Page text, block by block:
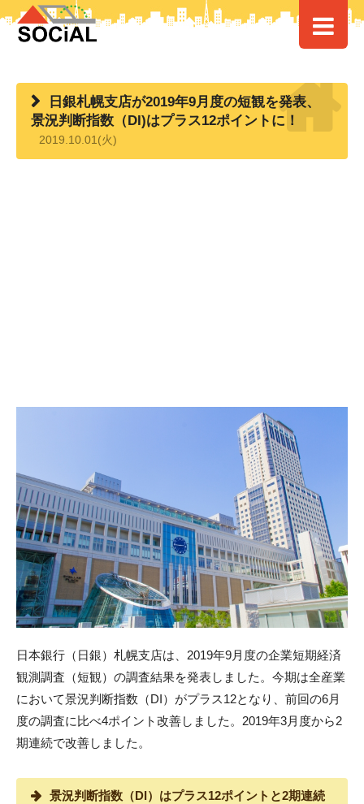
HOME>> 日銀札幌支店が2019年9月度の短観を発表、景況判断指数（DI)
はプラス12ポイントに！
日銀札幌支店が2019年9月度の短観を発表、
景況判断指数（DI)はプラス12ポイントに！
2019.10.01(火)
日本銀行（日銀）札幌支店は、2019年9月度の企業短期経済
観測調査（短観）の調査結果を発表しました。今期は全産業
において景況判断指数（DI）がプラス12となり、前回の6月
度の調査に比べ4ポイント改善しました。2019年3月度から2
期連続で改善しました。
景況判断指数（DI）はプラス12ポイントと2期連続